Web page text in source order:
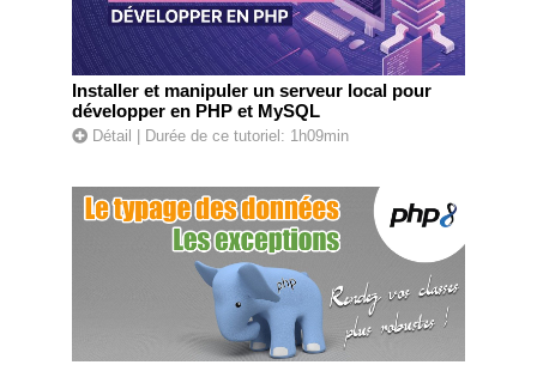
Installer et manipuler un serveur local pour
développer en PHP et MySQL
Détail | Durée de ce tutoriel: 1h09min